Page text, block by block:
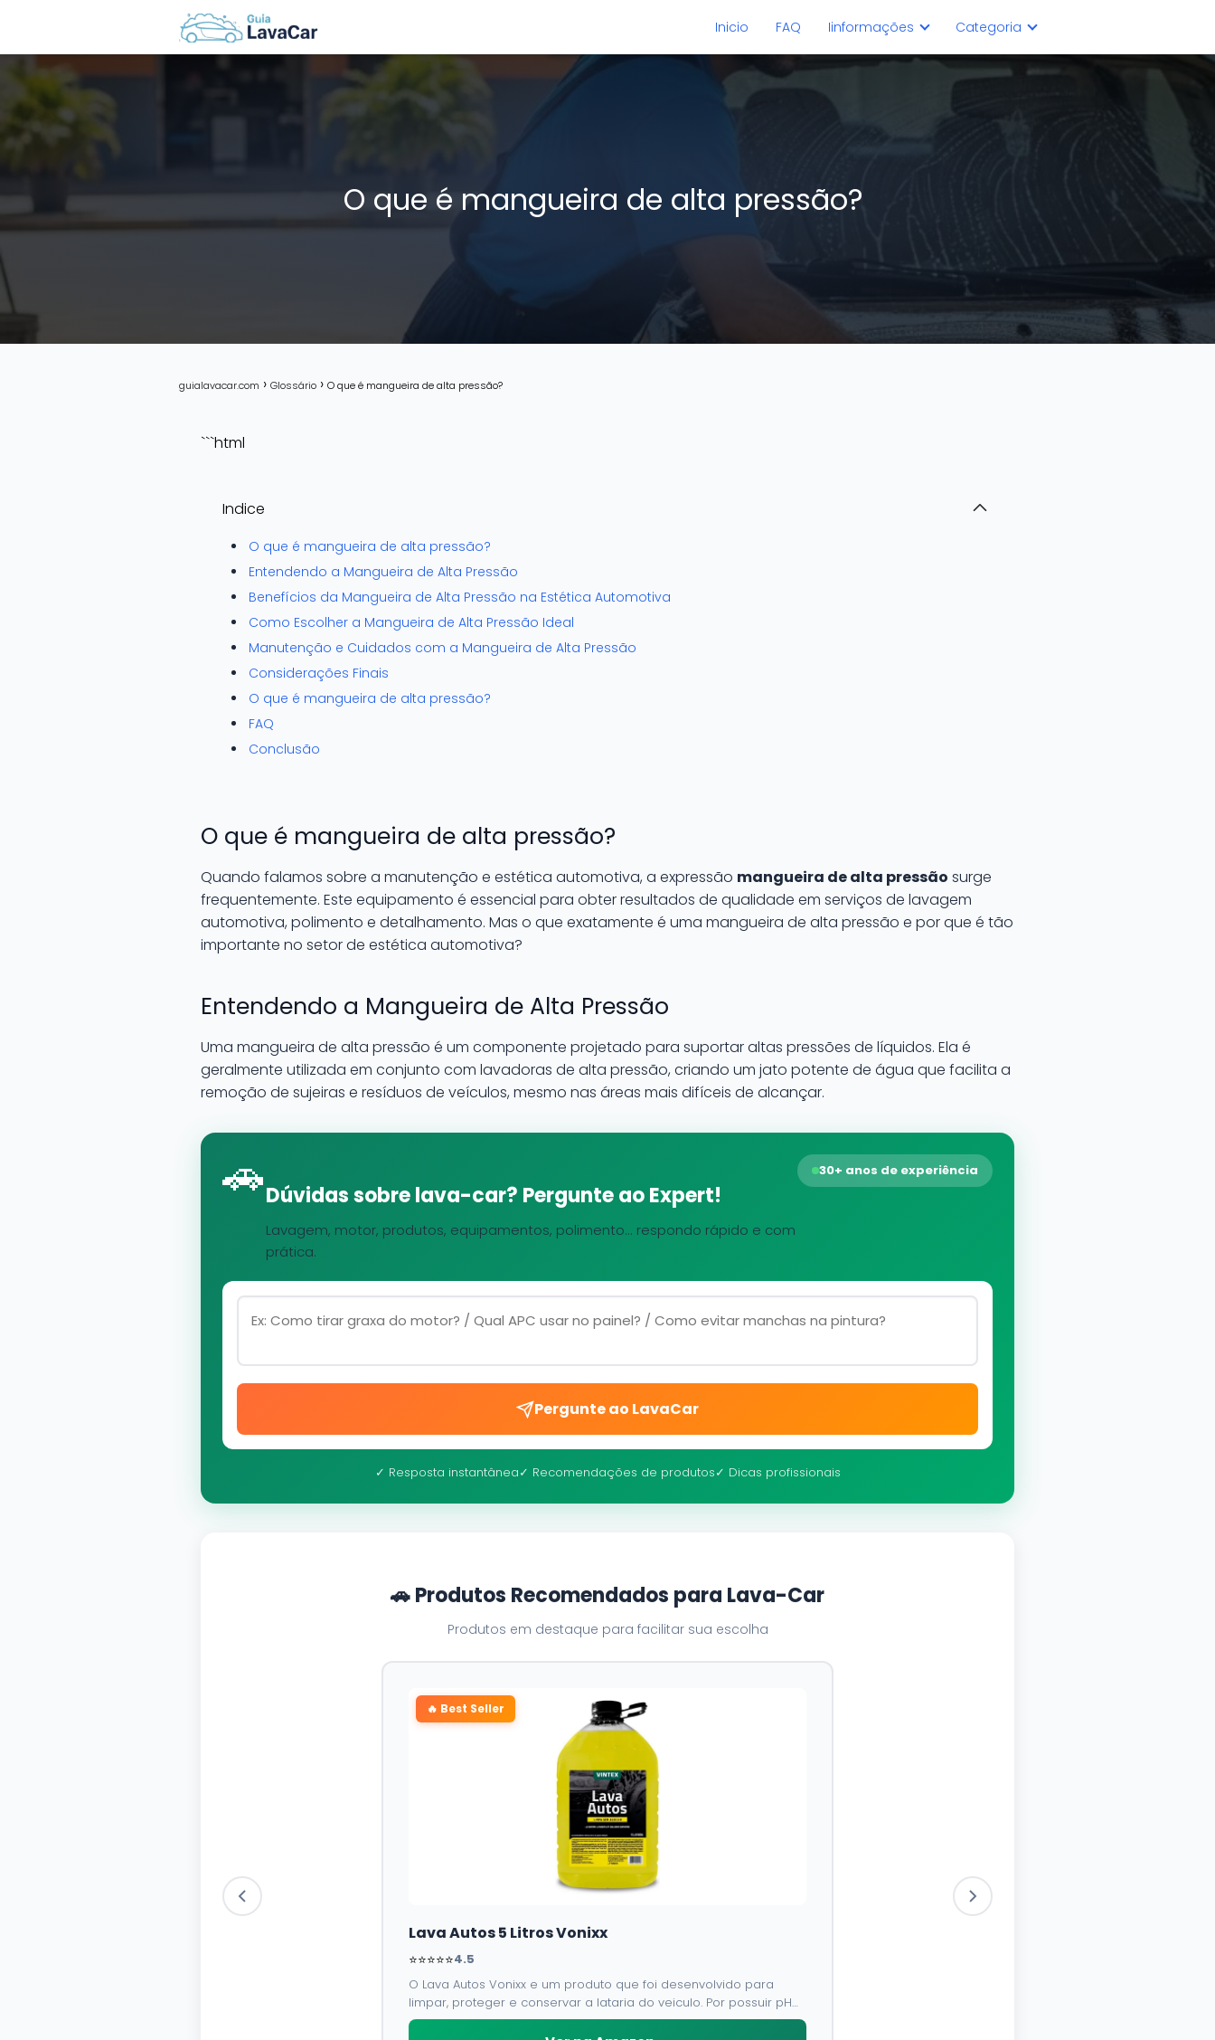
Inicio FAQ Iinformações Categoria
O que é mangueira de alta pressão?
guialavacar.com Glossário O que é mangueira de alta pressão?
```html
Indice
O que é mangueira de alta pressão?
Entendendo a Mangueira de Alta Pressão
Benefícios da Mangueira de Alta Pressão na Estética Automotiva
Como Escolher a Mangueira de Alta Pressão Ideal
Manutenção e Cuidados com a Mangueira de Alta Pressão
Considerações Finais
O que é mangueira de alta pressão?
FAQ
Conclusão
O que é mangueira de alta pressão?
Quando falamos sobre a manutenção e estética automotiva, a expressão mangueira de alta pressão surge
frequentemente. Este equipamento é essencial para obter resultados de qualidade em serviços de lavagem
automotiva, polimento e detalhamento. Mas o que exatamente é uma mangueira de alta pressão e por que é tão
importante no setor de estética automotiva?
Entendendo a Mangueira de Alta Pressão
Uma mangueira de alta pressão é um componente projetado para suportar altas pressões de líquidos. Ela é
geralmente utilizada em conjunto com lavadoras de alta pressão, criando um jato potente de água que facilita a
remoção de sujeiras e resíduos de veículos, mesmo nas áreas mais difíceis de alcançar.
🚗Dúvidas sobre lava-car? Pergunte ao Expert!
Lavagem, motor, produtos, equipamentos, polimento... respondo rápido e com
prática.
30+ anos de experiência
Pergunte ao LavaCar
✓ Resposta instantânea✓ Recomendações de produtos✓ Dicas profissionais
🚗 Produtos Recomendados para Lava-Car
Produtos em destaque para facilitar sua escolha
🔥 Best Seller
Lava Autos 5 Litros Vonixx
⭐⭐⭐⭐⭐4.5
O Lava Autos Vonixx e um produto que foi desenvolvido para
limpar, proteger e conservar a lataria do veiculo. Por possuir pH
neutro, pode ser aplicado em qualquer superficie sem correr o